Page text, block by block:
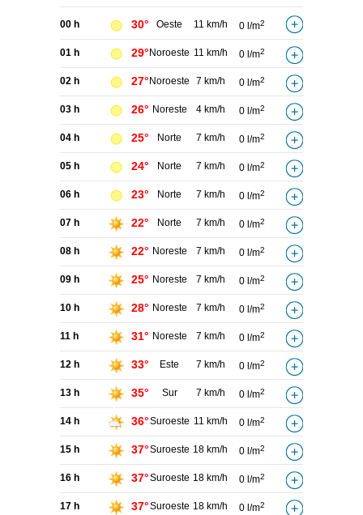
00 h 30° Oeste 11 km/h 0 l/m2
01 h 29° Noroeste 11 km/h 0 l/m2
02 h 27° Noroeste 7 km/h 0 l/m2
03 h 26° Noreste 4 km/h 0 l/m2
04 h 25° Norte 7 km/h 0 l/m2
05 h 24° Norte 7 km/h 0 l/m2
06 h 23° Norte 7 km/h 0 l/m2
07 h 22° Norte 7 km/h 0 l/m2
08 h 22° Noreste 7 km/h 0 l/m2
09 h 25° Noreste 7 km/h 0 l/m2
10 h 28° Noreste 7 km/h 0 l/m2
11 h 31° Noreste 7 km/h 0 l/m2
12 h 33° Este 7 km/h 0 l/m2
13 h 35° Sur 7 km/h 0 l/m2
14 h 36°Suroeste 11 km/h 0 l/m2
15 h 37°Suroeste 18 km/h 0 l/m2
16 h 37°Suroeste 18 km/h 0 l/m2
17 h 37°Suroeste 18 km/h 0 l/m2